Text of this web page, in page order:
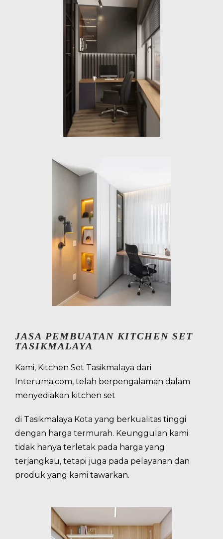
JASA PEMBUATAN KITCHEN SET
TASIKMALAYA
Kami, Kitchen Set Tasikmalaya dari
Interuma.com, telah berpengalaman dalam
menyediakan kitchen set
di Tasikmalaya Kota yang berkualitas tinggi
dengan harga termurah. Keunggulan kami
tidak hanya terletak pada harga yang
terjangkau, tetapi juga pada pelayanan dan
produk yang kami tawarkan.